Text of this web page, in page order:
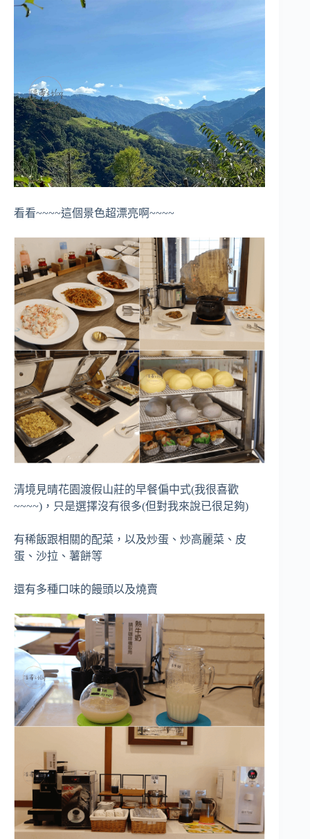
看看~~~~這個景色超漂亮啊~~~~
清境見晴花園渡假山莊的早餐偏中式(我很喜歡
~~~~)，只是選擇沒有很多(但對我來說已很足夠)
有稀飯跟相關的配菜，以及炒蛋、炒高麗菜、皮
蛋、沙拉、薯餅等
還有多種口味的饅頭以及燒賣